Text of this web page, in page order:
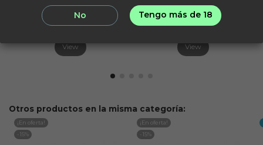
6,95 €
View
24,95 €
View
Otros productos en la misma categoría:
¡En oferta!
-15%
¡En oferta!
-15%
No Tengo más de 18